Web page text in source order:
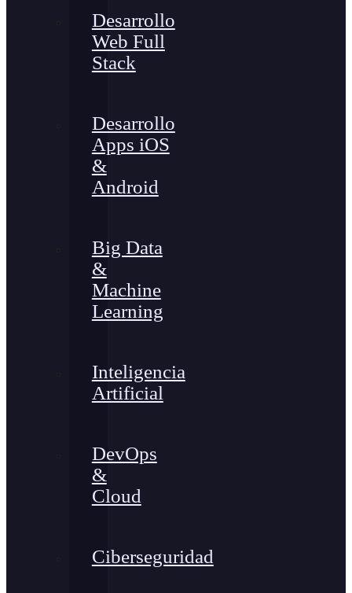
Desarrollo
Web Full
Stack
Desarrollo
Apps iOS
&
Android
Big Data
&
Machine
Learning
Inteligencia
Artificial
DevOps
&
Cloud
Ciberseguridad